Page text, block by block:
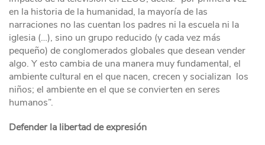
en la historia de la humanidad, la mayoría de las
narraciones no las cuentan los padres ni la escuela ni la
iglesia (…), sino un grupo reducido (y cada vez más
pequeño) de conglomerados globales que desean vender
algo. Y esto cambia de una manera muy fundamental, el
ambiente cultural en el que nacen, crecen y socializan los
niños; el ambiente en el que se convierten en seres
humanos”.
Defender la libertad de expresión